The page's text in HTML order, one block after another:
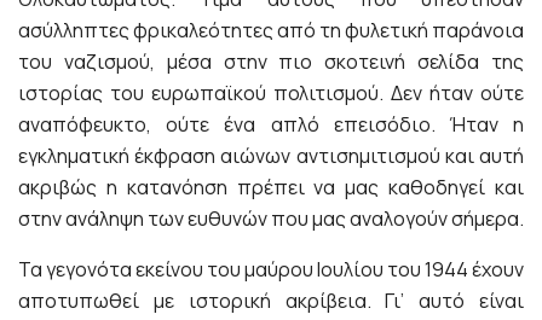
ασύλληπτες φρικαλεότητες από τη φυλετική παράνοια
του ναζισμού, μέσα στην πιο σκοτεινή σελίδα της
ιστορίας του ευρωπαϊκού πολιτισμού. Δεν ήταν ούτε
αναπόφευκτο, ούτε ένα απλό επεισόδιο. Ήταν η
εγκληματική έκφραση αιώνων αντισημιτισμού και αυτή
ακριβώς η κατανόηση πρέπει να μας καθοδηγεί και
στην ανάληψη των ευθυνών που μας αναλογούν σήμερα.
Τα γεγονότα εκείνου του μαύρου Ιουλίου του 1944 έχουν
αποτυπωθεί με ιστορική ακρίβεια. Γι’ αυτό είναι